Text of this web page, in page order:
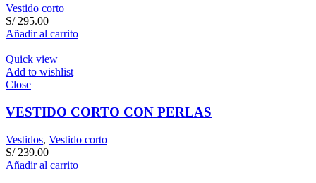
Vestido corto
S/295.00
Añadir al carrito
Quick view
Add to wishlist
Close
VESTIDO CORTO CON PERLAS
Vestidos, Vestido corto
S/239.00
Añadir al carrito